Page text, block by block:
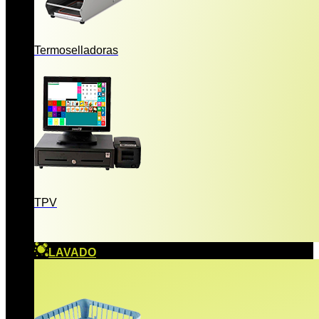
Termoselladoras
TPV
LAVADO